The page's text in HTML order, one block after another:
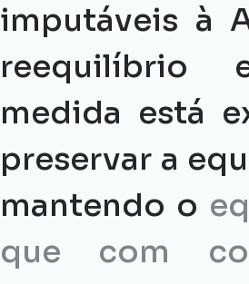
imputáveis à
reequilíbrio
medida está
preservar a
mantendo o
que com